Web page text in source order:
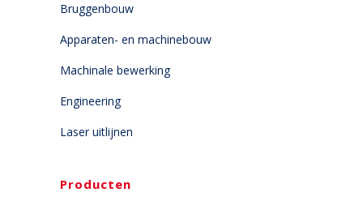
Bruggenbouw
Apparaten- en machinebouw
Machinale bewerking
Engineering
Laser uitlijnen
Producten